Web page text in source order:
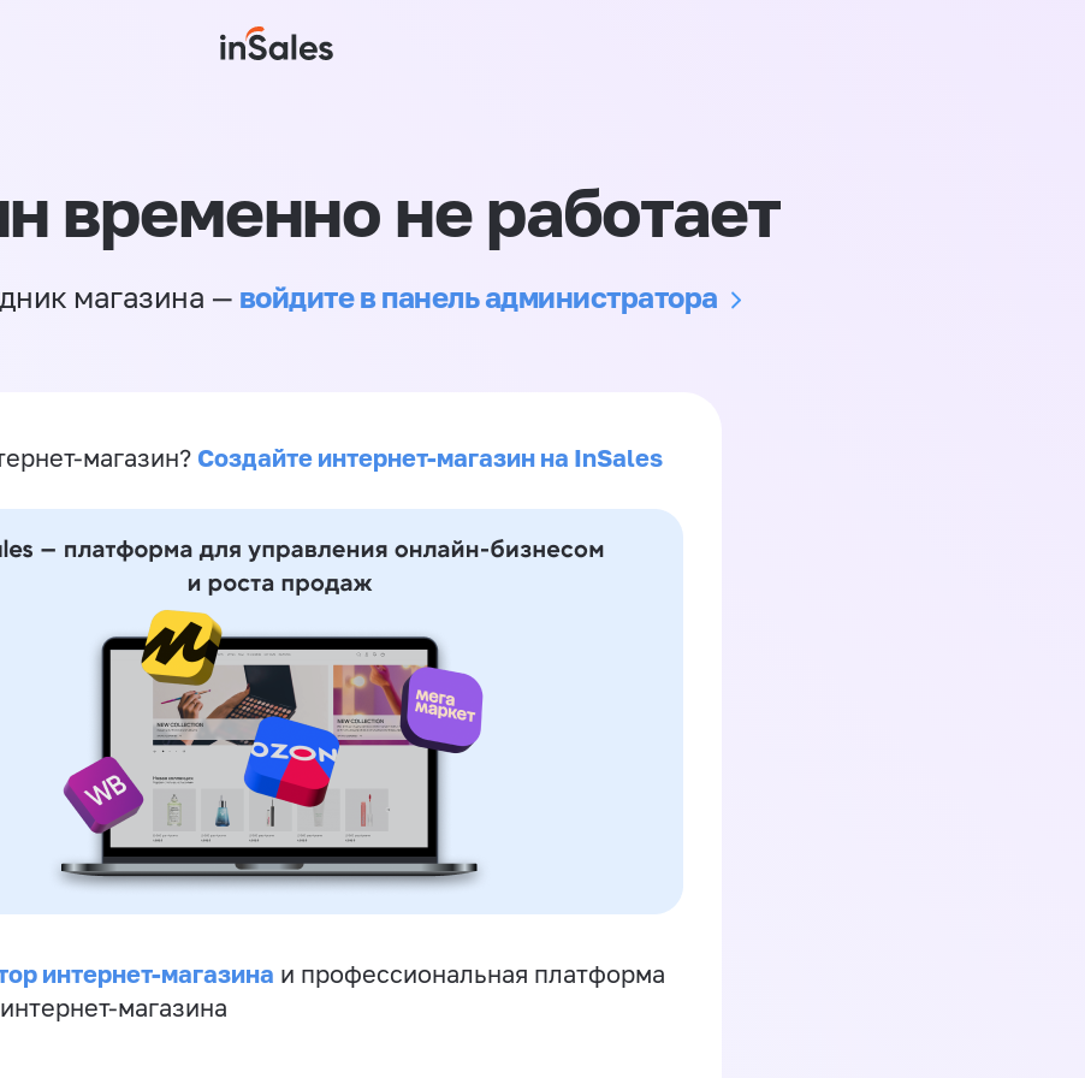
временно не работает
магазина — войдите в панель администратора
магазин? Создайте интернет-магазин на InSales
интернет-магазина и профессиональная платформа
магазина